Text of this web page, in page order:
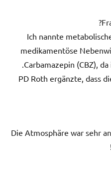
Ich nannte
medikamentöse
Carbamazepin (CBZ),
PD Roth ergänzte, dass
Die Atmosphäre war sehr